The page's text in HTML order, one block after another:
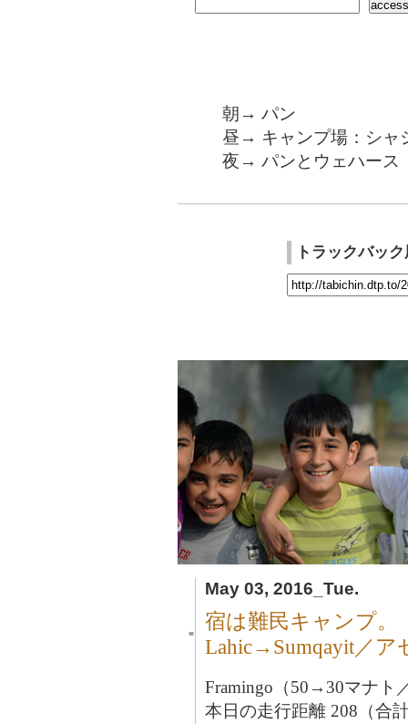
朝→ パン
昼→ キャンプ場：シャ
夜→ パンとウェハース
トラックバッ
May 03, 2016_Tue.
■
宿は難民キャンプ。
Lahic→Sumqayit／ア
Framingo（50→30マナト
本日の走行距離 208（合